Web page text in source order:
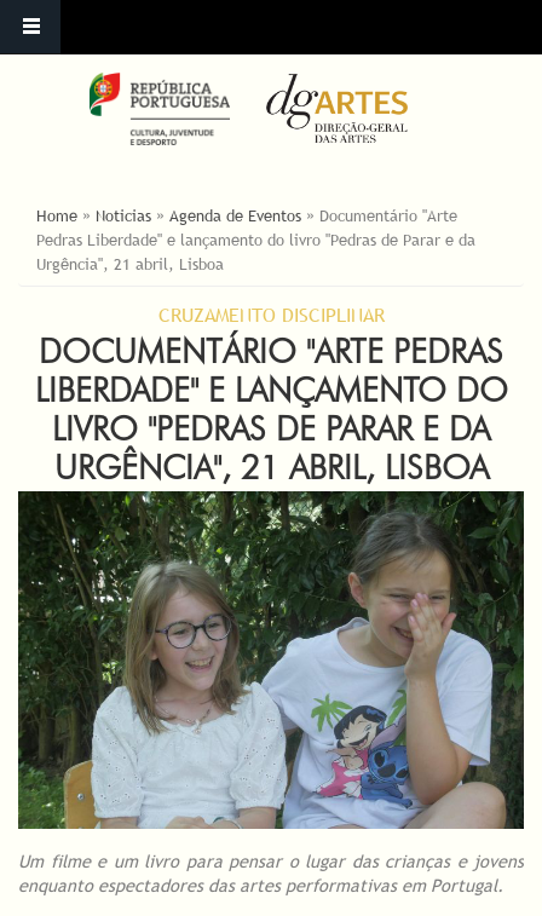
ESTÁ AQUI
Home » Noticias » Agenda de Eventos » Documentário "Arte
Pedras Liberdade" e lançamento do livro "Pedras de Parar e da
Urgência", 21 abril, Lisboa
CRUZAMENTO DISCIPLINAR
DOCUMENTÁRIO "ARTE PEDRAS
LIBERDADE" E LANÇAMENTO DO
LIVRO "PEDRAS DE PARAR E DA
URGÊNCIA", 21 ABRIL, LISBOA
Um filme e um livro para pensar o lugar das crianças e jovens
enquanto espectadores das artes performativas em Portugal.